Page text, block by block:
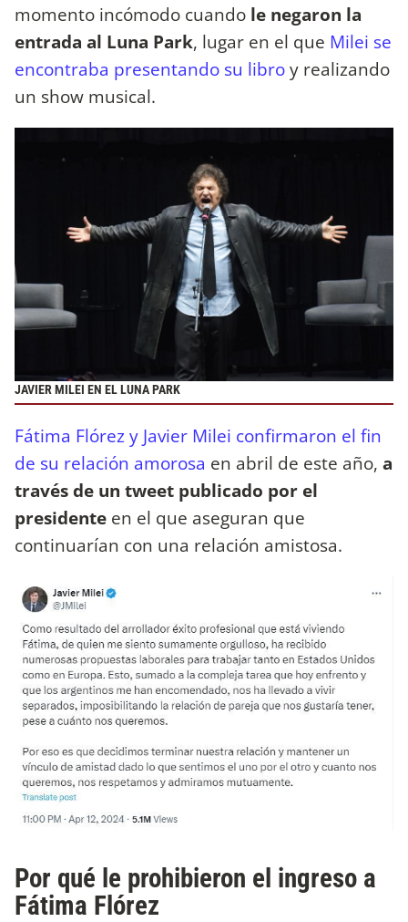
momento incómodo cuando le negaron la
entrada al Luna Park, lugar en el que Milei se
encontraba presentando su libroy realizando
un show musical.
JAVIER MILEI EN EL LUNA PARK
Fátima Flórez y Javier Milei confirmaron el fin
de su relación amorosa en abril de este año, a
través de un tweet publicado por el
presidente en el que aseguran que
continuarían con una relación amistosa.
Por qué le prohibieron el ingreso a
Fátima Flórez